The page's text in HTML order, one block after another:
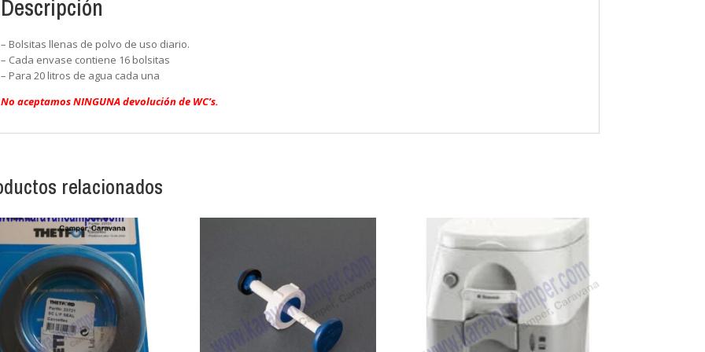
Descripción
– Bolsitas llenas de polvo de uso diario.
– Cada envase contiene 16 bolsitas
– Para 20 litros de agua cada una
No aceptamos NINGUNA devolución de WC’s.
relacionados